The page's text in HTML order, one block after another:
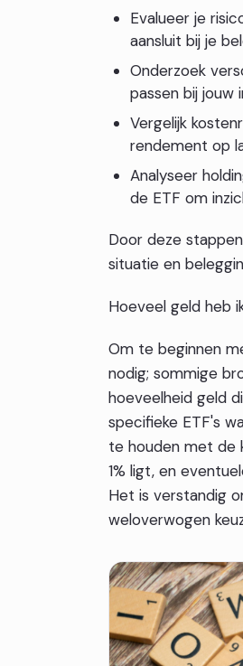
Evalueer je
aansluit bij je
Onderzoek
passen bij jouw
Vergelijk
rendement op
Analyseer
de ETF om
Door deze
situatie en
Hoeveel geld heb
Om te beginnen
nodig; sommige
hoeveelheid geld
specifieke ETF's
te houden met de
1% ligt, en
Het is verstandig
weloverwogen